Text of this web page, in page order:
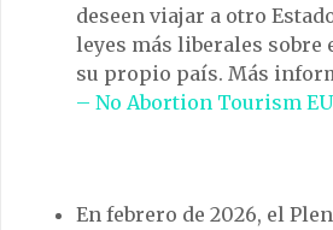
deseen viajar a otro
leyes más liberales sobre
su propio país. Más
– No Abortion Tourism EU
En febrero de 2026, el